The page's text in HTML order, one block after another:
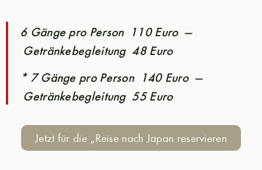
6 Gänge pro Person 110 Euro —
Getränkebegleitung 48 Euro
* 7 Gänge pro Person 140 Euro —
Getränkebegleitung 55 Euro
Jetzt für die „Reise nach Japan reservieren